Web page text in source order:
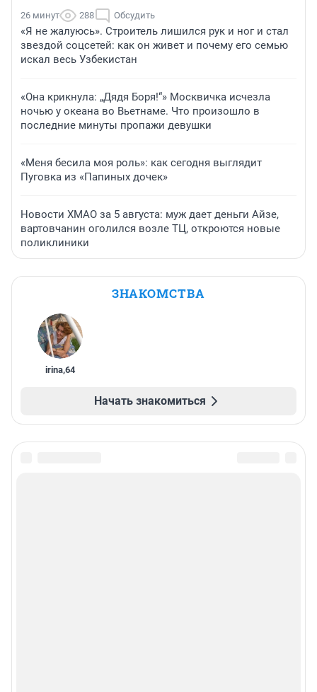
26 минут 288 Обсудить
«Я не жалуюсь». Строитель лишился рук и ног и стал
звездой соцсетей: как он живет и почему его семью
искал весь Узбекистан
«Она крикнула: „Дядя Боря!“» Москвичка исчезла
ночью у океана во Вьетнаме. Что произошло в
последние минуты пропажи девушки
«Меня бесила моя роль»: как сегодня выглядит
Пуговка из «Папиных дочек»
Новости ХМАО за 5 августа: муж дает деньги Айзе,
вартовчанин оголился возле ТЦ, откроются новые
поликлиники
ЗНАКОМСТВА
irina,64
Начать знакомиться